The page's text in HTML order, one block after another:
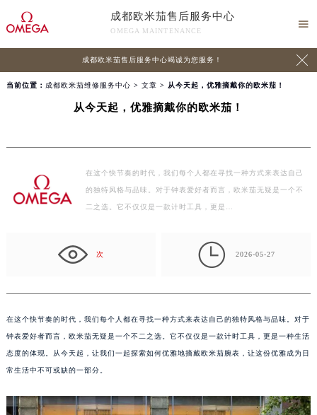
成都欧米茄售后服务中心
OMEGA MAINTENANCE

成都欧米茄售后服务中心竭诚为您服务！ 
当前位置： 成都欧米茄维修服务中心 > 文章 > 从今天起，优雅摘戴你的欧米茄！
从今天起，优雅摘戴你的欧米茄！
在这个快节奏的时代，我们每个人都在寻找一种方式来表达自己
的独特风格与品味。对于钟表爱好者而言，欧米茄无疑是一个不
二之选。它不仅仅是一款计时工具，更是…
次  2026-05-27
在这个快节奏的时代，我们每个人都在寻找一种方式来表达自己的独特风格与品味。对于
钟表爱好者而言，欧米茄无疑是一个不二之选。它不仅仅是一款计时工具，更是一种生活
态度的体现。从今天起，让我们一起探索如何优雅地摘戴欧米茄腕表，让这份优雅成为日
常生活中不可或缺的一部分。